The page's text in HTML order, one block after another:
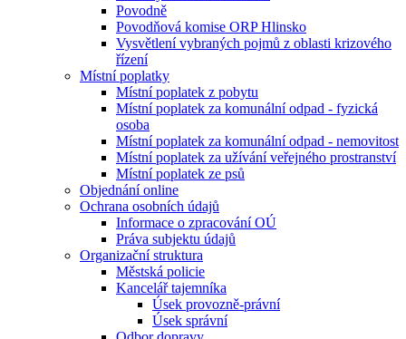
Povodně
Povodňová komise ORP Hlinsko
Vysvětlení vybraných pojmů z oblasti krizového
řízení
Místní poplatky
Místní poplatek z pobytu
Místní poplatek za komunální odpad - fyzická
osoba
Místní poplatek za komunální odpad - nemovitost
Místní poplatek za užívání veřejného prostranství
Místní poplatek ze psů
Objednání online
Ochrana osobních údajů
Informace o zpracování OÚ
Práva subjektu údajů
Organizační struktura
Městská policie
Kancelář tajemníka
Úsek provozně-právní
Úsek správní